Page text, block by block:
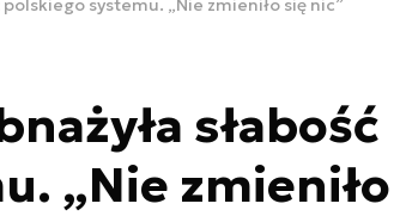
systemu. „Nie zmieniło się nic”
słabość
„Nie zmieniło